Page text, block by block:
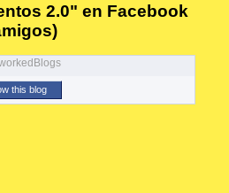
2.0" en Facebook
this blog